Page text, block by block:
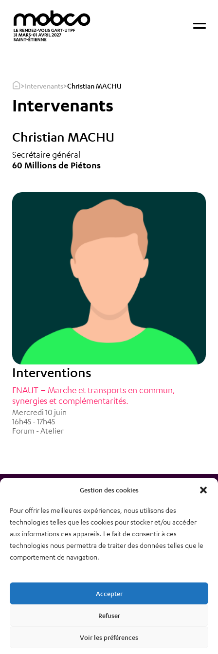
Gestion des cookies
Pour offrir les meilleures expériences, nous utilisons des
technologies telles que les cookies pour stocker et/ou accéder
aux informations des appareils. Le fait de consentir à ces
technologies nous permettra de traiter des données telles que le
comportement de navigation.
Accepter
Refuser
Voir les préférences
>Intervenants>Christian MACHU
Intervenants
Christian MACHU
Secrétaire général
60 Millions de Piétons
Interventions
FNAUT – Marche et transports en commun,
synergies et complémentarités.
Mercredi 10 juin
16h45 - 17h45
Forum - Atelier
38, rue des Bourdonnais
Tél : 01 48 74 04 82
Nous contacter
Mentions légales – CGU
Politique de confidentialité